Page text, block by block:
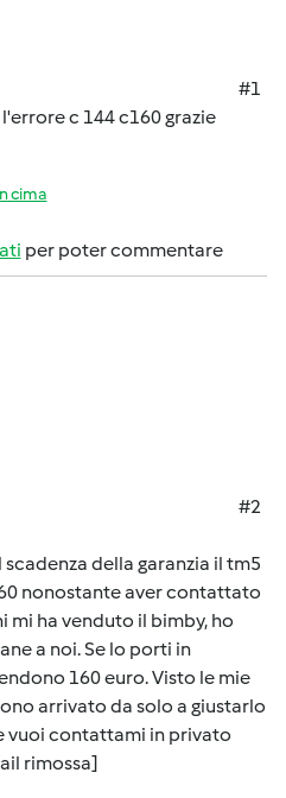
#1
c 144 c160 grazie
cima
per poter commentare
#2
della garanzia il tm5
nonostante aver contattato
mi ha venduto il bimby, ho
a noi. Se lo porti in
160 euro. Visto le mie
arrivato da solo a giustarlo
vuoi contattami in privato
rimossa]